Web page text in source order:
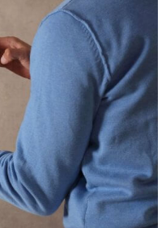
DELLA